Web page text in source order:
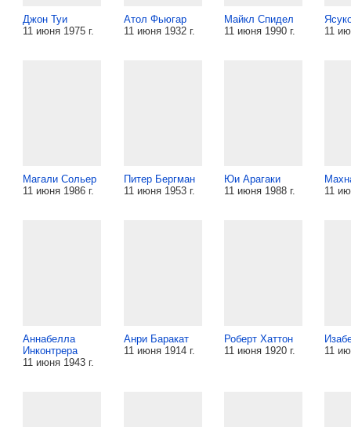
Джон Туи
11 июня 1975 г.
Атол Фьюгар
11 июня 1932 г.
Майкл Спидел
11 июня 1990 г.
11
Магали Сольер
11 июня 1986 г.
Питер Бергман
11 июня 1953 г.
Юи Арагаки
11 июня 1988 г.
11
Аннабелла
Инконтрера
11 июня 1943 г.
Анри Баракат
11 июня 1914 г.
Роберт Хаттон
11 июня 1920 г.
11